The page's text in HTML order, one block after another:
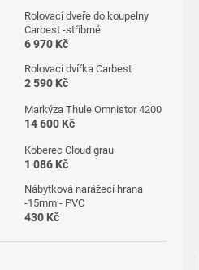
Rolovací dveře do koupelny
Carbest -stříbrné
6 970 Kč
Rolovací dvířka Carbest
2 590 Kč
Markýza Thule Omnistor 4200
14 600 Kč
Koberec Cloud grau
1 086 Kč
Nábytková narážecí hrana
-15mm - PVC
430 Kč